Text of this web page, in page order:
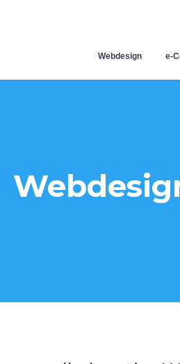
Webdesign e-